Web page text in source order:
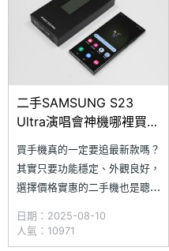
頭，無論是追星拍照還是演唱會
紀錄，都能完美勝任。究竟
SAMSU
二手SAMSUNG S23
Ultra演唱會神機哪裡買最
看(2025.8)
買手機真的一定要追最新款嗎？
其實只要功能穩定、外觀良好，
選擇價格實惠的二手機也是聰明
Galaxy S23 Ultra，不僅具備經
典耐看的外型設計，搭配 10 倍
日期：2025-08-10
人氣：10971